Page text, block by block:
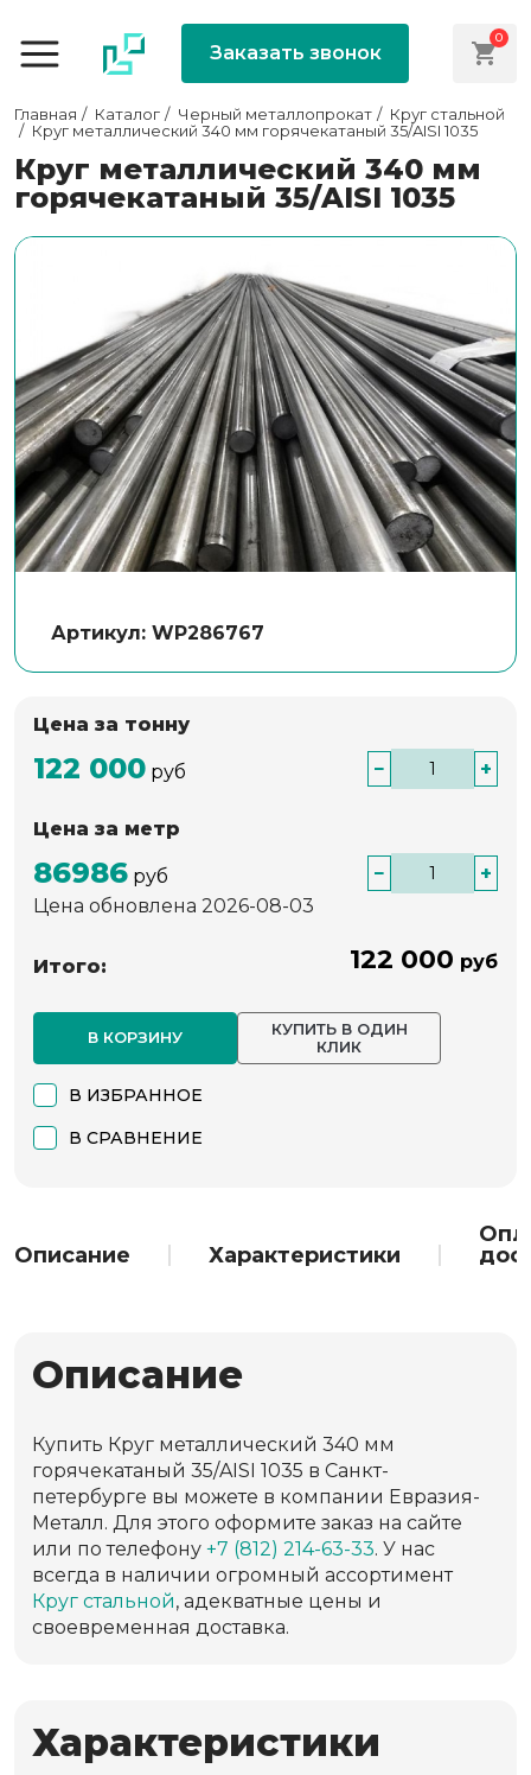
Заказать звонок
0
Главная Каталог Черный металлопрокат
Круг стальной
Круг металлический 340 мм горячекатаный 35/AISI 1035
Круг металлический 340 мм
горячекатаный 35/AISI 1035
Артикул: WP286767
Цена за тонну
122 000 руб − +
Цена за метр
86986 руб −
+
Цена обновлена 2026-08-03
Итого: 122 000 руб
В КОРЗИНУ
КУПИТЬ В ОДИН
КЛИК
В ИЗБРАННОЕ
В СРАВНЕНИЕ
Описание Характеристики
Описание
Купить Круг металлический 340 мм
горячекатаный 35/AISI 1035 в Санкт-
петербурге вы можете в компании Евразия-
Металл. Для этого оформите заказ на сайте
или по телефону +7 (812) 214-63-33. У нас
всегда в наличии огромный ассортимент
Круг стальной, адекватные цены и
своевременная доставка.
Характеристики